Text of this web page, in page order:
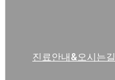
진료안내&오시는길